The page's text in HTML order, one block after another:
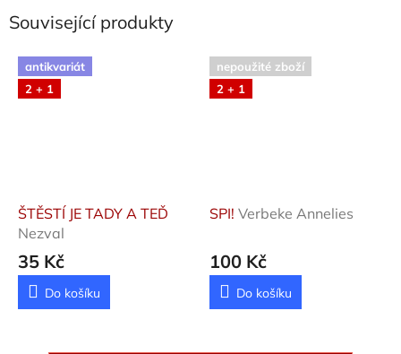
Související produkty
antikvariát
2 + 1
ŠTĚSTÍ JE TADY A TEĎ
Nezval
35 Kč
Do košíku
nepoužité zboží
2 + 1
SPI! Verbeke Annelies
100 Kč
Do košíku